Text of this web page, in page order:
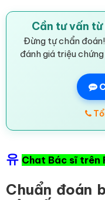
Cần tư vấn
Đừng tự chẩn
đánh giá triệu
유 Chat Bác sĩ trên
Chuẩn đoán